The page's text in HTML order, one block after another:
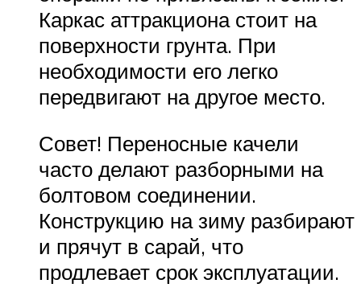
Каркас аттракциона стоит на
поверхности грунта. При
необходимости его легко
передвигают на другое место.
Совет! Переносные качели
часто делают разборными на
болтовом соединении.
Конструкцию на зиму разбирают
и прячут в сарай, что
продлевает срок эксплуатации.